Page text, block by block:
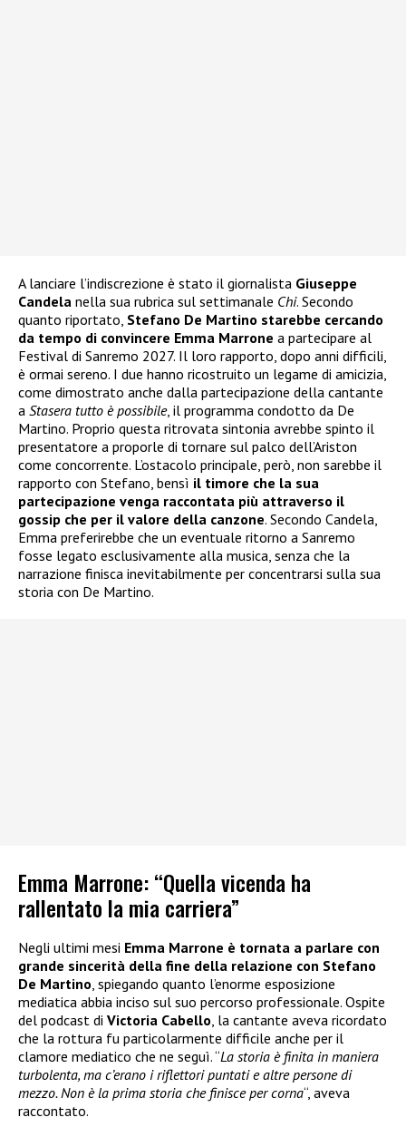
A lanciare l’indiscrezione è stato il giornalista Giuseppe
Candela nella sua rubrica sul settimanale Chi. Secondo
quanto riportato, Stefano De Martino starebbe cercando
da tempo di convincere Emma Marrone a partecipare al
Festival di Sanremo 2027. Il loro rapporto, dopo anni difficili,
è ormai sereno. I due hanno ricostruito un legame di amicizia,
come dimostrato anche dalla partecipazione della cantante
a Stasera tutto è possibile, il programma condotto da De
Martino. Proprio questa ritrovata sintonia avrebbe spinto il
presentatore a proporle di tornare sul palco dell’Ariston
come concorrente. L’ostacolo principale, però, non sarebbe il
rapporto con Stefano, bensì il timore che la sua
partecipazione venga raccontata più attraverso il
gossip che per il valore della canzone. Secondo Candela,
Emma preferirebbe che un eventuale ritorno a Sanremo
fosse legato esclusivamente alla musica, senza che la
narrazione finisca inevitabilmente per concentrarsi sulla sua
storia con De Martino.
Emma Marrone: “Quella vicenda ha
rallentato la mia carriera”
Negli ultimi mesi Emma Marrone è tornata a parlare con
grande sincerità della fine della relazione con Stefano
De Martino, spiegando quanto l’enorme esposizione
mediatica abbia inciso sul suo percorso professionale. Ospite
del podcast di Victoria Cabello, la cantante aveva ricordato
che la rottura fu particolarmente difficile anche per il
clamore mediatico che ne seguì. “La storia è finita in maniera
turbolenta, ma c’erano i riflettori puntati e altre persone di
mezzo. Non è la prima storia che finisce per corna“, aveva
raccontato.